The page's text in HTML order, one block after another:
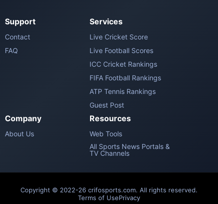
Support
Contact
FAQ
Services
Live Cricket Score
Live Football Scores
ICC Cricket Rankings
FIFA Football Rankings
ATP Tennis Rankings
Guest Post
Company
About Us
Resources
Web Tools
All Sports News Portals &
TV Channels
Copyright © 2022-26 crifosports.com. All rights reserved.
Terms of UsePrivacy